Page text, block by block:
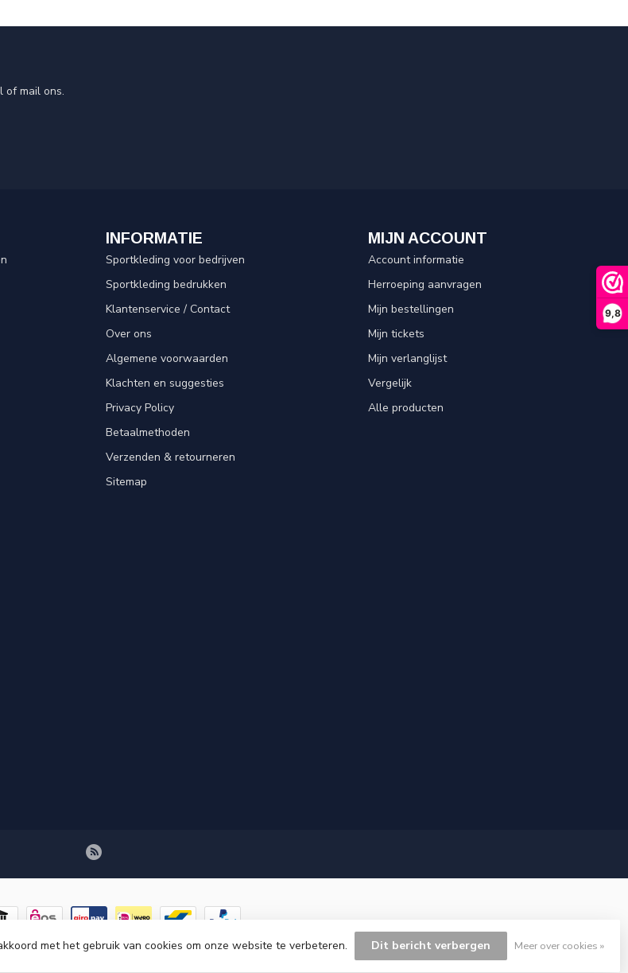
9,8
of mail ons.
INFORMATIE
Sportkleding voor bedrijven
Sportkleding bedrukken
Klantenservice / Contact
Over ons
Algemene voorwaarden
Klachten en suggesties
Privacy Policy
Betaalmethoden
Verzenden & retourneren
Sitemap
MIJN ACCOUNT
Account informatie
Herroeping aanvragen
Mijn bestellingen
Mijn tickets
Mijn verlanglijst
Vergelijk
Alle producten
© Copyright 2026 Tenuetje.nl
met het gebruik van cookies om onze website te verbeteren. Dit bericht verbergen Meer over cookies »